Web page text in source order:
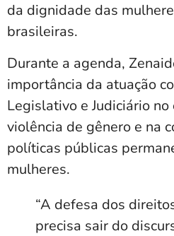
da dignidade das
brasileiras.
Durante a agenda,
importância da atuação
Legislativo e Judiciário
violência de gênero e na
políticas públicas
mulheres.
“A defesa dos
precisa sair do